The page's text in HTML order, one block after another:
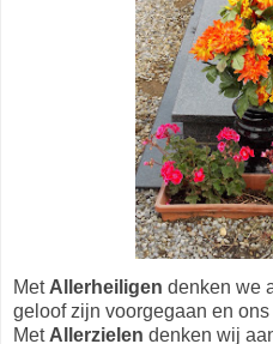
Met Allerheiligen denken we
geloof zijn voorgegaan en
Met Allerzielen denken wij